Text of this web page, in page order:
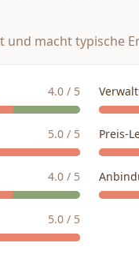
macht typische
4.0 / 5
5.0 / 5 Preis-
4.0 / 5
5.0 / 5